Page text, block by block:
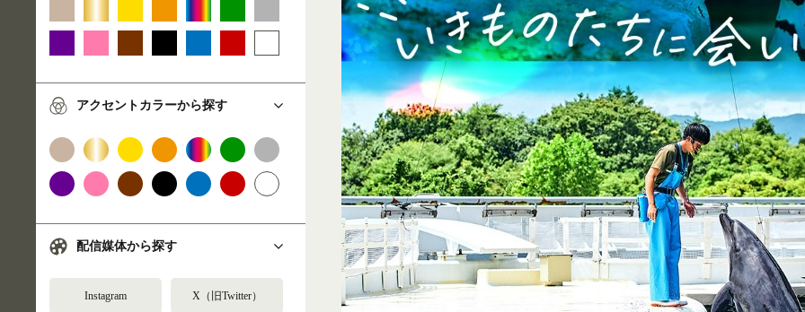
アクセントカラーから探す
配信媒体から探す
Instagram X（旧Twitter）